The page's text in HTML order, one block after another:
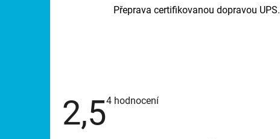
Přeprava certifikovanou dopravou UPS.
2,5Průměrné
4 hodnocení